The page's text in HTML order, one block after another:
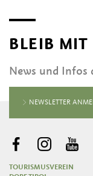
BLEIB
News und Infos
NEWSLETTER
TOURISMUSVEREIN